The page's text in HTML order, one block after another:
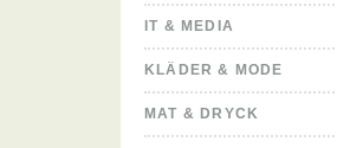
IT & MEDIA
KLÄDER & MODE
MAT & DRYCK